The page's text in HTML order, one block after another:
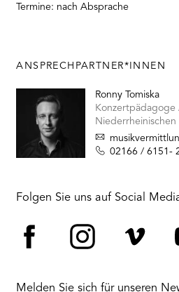
Termine: nach Absprache
ANSPRECHPARTNER*INNEN
Ronny Tomiska
Niederrheinischen
02166 / 6151-
Folgen Sie uns auf Social
Melden Sie sich für unseren